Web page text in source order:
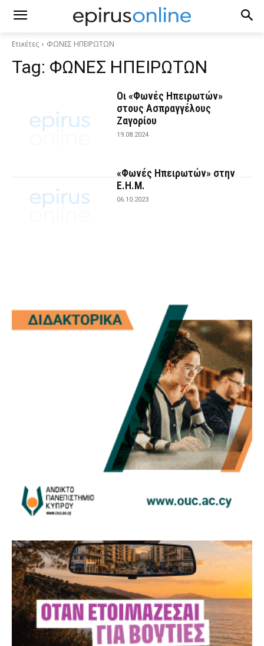
Ετικέτες ΦΩΝΕΣ ΗΠΕΙΡΩΤΩΝ
Tag: ΦΩΝΕΣ ΗΠΕΙΡΩΤΩΝ
Οι «Φωνές Ηπειρωτών»
στους Ασπραγγέλους
Ζαγορίου
19.08.2024
«Φωνές Ηπειρωτών» στην
Ε.Η.Μ.
06.10.2023